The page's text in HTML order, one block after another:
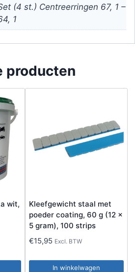
(4 st.) Centreerringen 67, 1 –
1
producten
wit,
Kleefgewicht staal met
poeder coating, 60 g (12 x
5 gram), 100 strips
€15,95 Excl. BTW
In winkelwagen